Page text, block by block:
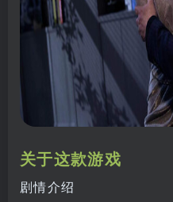
关于这款游戏
剧情介绍